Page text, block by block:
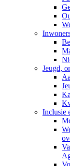
Jeugd,
Inclusie